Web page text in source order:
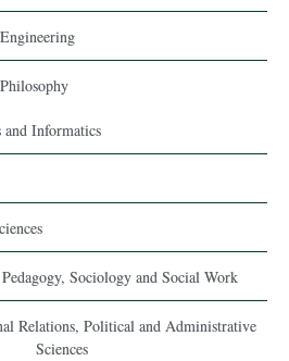
Informatics
Sociology and Social Work
Relations, Political and Administrative
Sciences